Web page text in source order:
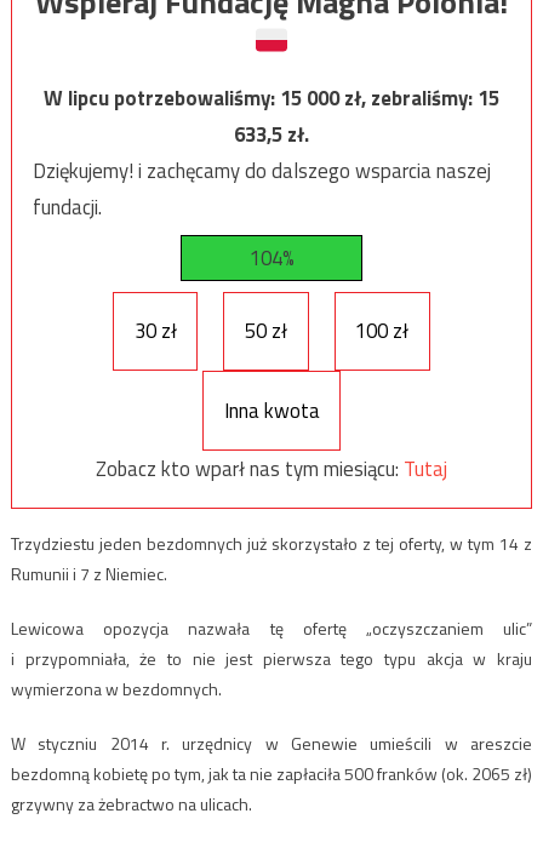
W lipcu potrzebowaliśmy:15 000zł, zebraliśmy:15
633,5zł.
Dziękujemy! i zachęcamy do dalszego wsparcia naszej
fundacji.
104%
30 zł 50 zł 100 zł
Inna kwota
Zobacz kto wparł nas tym miesiącu: Tutaj
Trzydziestu jeden bezdomnych już skorzystało z tej oferty, w tym 14 z
Rumunii i 7 z Niemiec.
Lewicowa opozycja nazwała tę ofertę „oczyszczaniem ulic”
i przypomniała, że to nie jest pierwsza tego typu akcja w kraju
wymierzona w bezdomnych.
W styczniu 2014 r. urzędnicy w Genewie umieścili w areszcie
bezdomną kobietę po tym, jak ta nie zapłaciła 500 franków (ok. 2065 zł)
grzywny za żebractwo na ulicach.